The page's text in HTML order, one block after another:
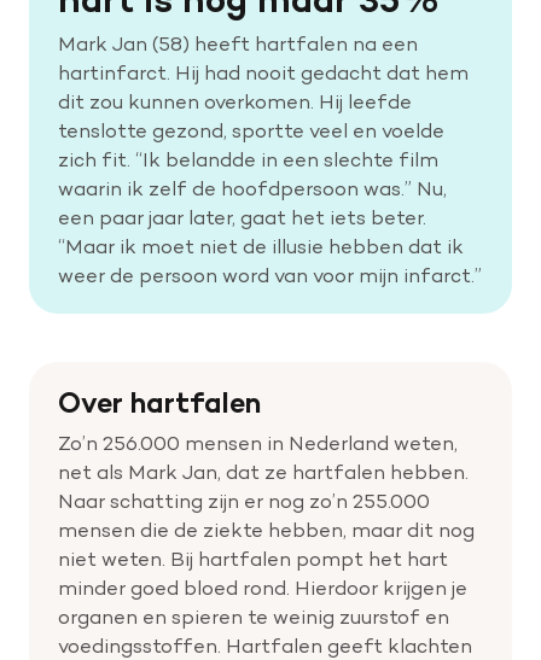
Help mee met tijd
Leven met
Wetenschappelijk onderzoek
Doneer
Mark Jan (58) heeft hartfalen na een
hartinfarct. Hij had nooit gedacht dat hem
dit zou kunnen overkomen. Hij leefde
tenslotte gezond, sportte veel en voelde
zich fit. “Ik belandde in een slechte film
waarin ik zelf de hoofdpersoon was.” Nu,
een paar jaar later, gaat het iets beter.
“Maar ik moet niet de illusie hebben dat ik
weer de persoon word van voor mijn infarct.”
Over hartfalen
Zo’n 256.000 mensen in Nederland weten,
net als Mark Jan, dat ze hartfalen hebben.
Naar schatting zijn er nog zo’n 255.000
mensen die de ziekte hebben, maar dit nog
niet weten. Bij hartfalen pompt het hart
minder goed bloed rond. Hierdoor krijgen je
organen en spieren te weinig zuurstof en
voedingsstoffen. Hartfalen geeft klachten